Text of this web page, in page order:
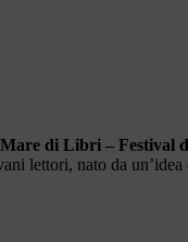
Mare di Libri – Festival
lettori, nato da